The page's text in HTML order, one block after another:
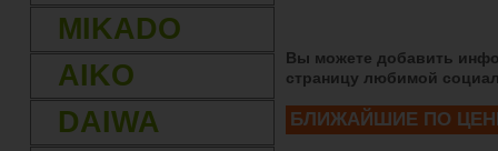
MIKADO
AIKO
DAIWA
Вы можете добавить
страницу любимой
БЛИЖАЙШИЕ ПО